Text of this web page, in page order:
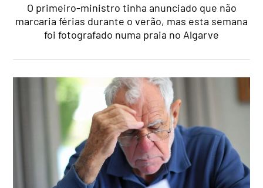
O primeiro-ministro tinha anunciado que não
marcaria férias durante o verão, mas esta semana
foi fotografado numa praia no Algarve